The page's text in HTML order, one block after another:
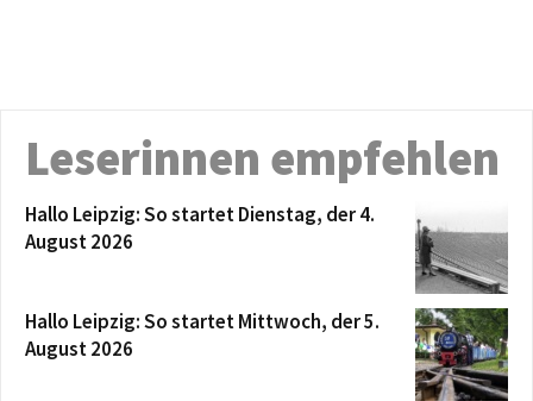
Leserinnen empfehlen
Hallo Leipzig: So startet Dienstag, der 4.
August 2026
Hallo Leipzig: So startet Mittwoch, der 5.
August 2026